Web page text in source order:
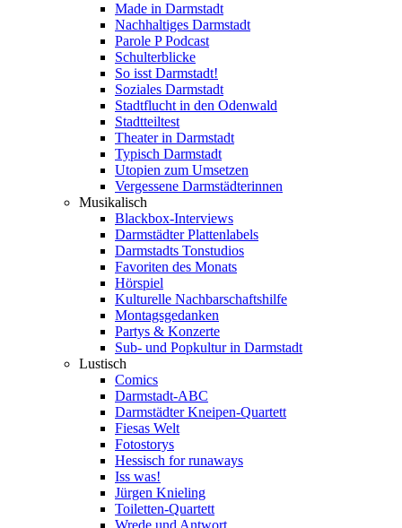
Made in Darmstadt
Nachhaltiges Darmstadt
Parole P Podcast
Schulterblicke
So isst Darmstadt!
Soziales Darmstadt
Stadtflucht in den Odenwald
Stadtteiltest
Theater in Darmstadt
Typisch Darmstadt
Utopien zum Umsetzen
Vergessene Darmstädterinnen
Musikalisch
Blackbox-Interviews
Darmstädter Plattenlabels
Darmstadts Tonstudios
Favoriten des Monats
Hörspiel
Kulturelle Nachbarschaftshilfe
Montagsgedanken
Partys & Konzerte
Sub- und Popkultur in Darmstadt
Lustisch
Comics
Darmstadt-ABC
Darmstädter Kneipen-Quartett
Fiesas Welt
Fotostorys
Hessisch for runaways
Iss was!
Jürgen Knieling
Toiletten-Quartett
Wrede und Antwort